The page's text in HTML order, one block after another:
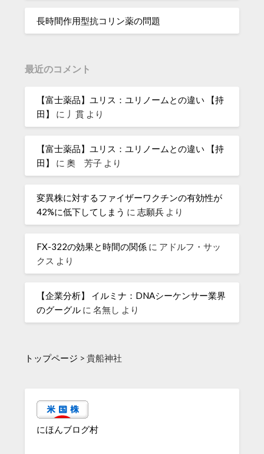
長時間作用型抗コリン薬の問題
最近のコメント
【富士薬品】ユリス：ユリノームとの違い 【持
田】
に 丿貫 より
【富士薬品】ユリス：ユリノームとの違い 【持
田】
に奧 芳子 より
変異株に対するファイザーワクチンの有効性が
42%に低下してしまう に志願兵 より
FX-322の効果と時間の関係 に アドルフ・サッ
クス より
【企業分析】 イルミナ：DNAシーケンサー業界
のグーグル に名無し より
トップページ >貴船神社
にほんブログ村